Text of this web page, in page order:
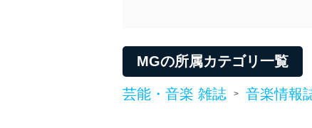
個人データを取り
しています。
アクセス者の識別と認証
MGの所属カテゴリ一覧
芸能・音楽 雑誌 > 音楽情報